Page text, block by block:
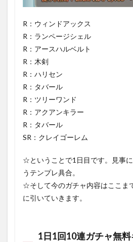
R：ウィンドアックス
R：ランページシェル
R：アースハルベルト
R：木剣
R：ハリセン
R：タバール
R：ツリーワンド
R：アクアンキラー
R：タバール
SR：クレイゴーレム
☆ということで1日目です。見事
うテンプレ具合。
☆そして今のガチャ内容はここま
に引いていきます。
1日1回10連ガチャ無